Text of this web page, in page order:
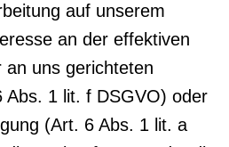
auf unserem
an der effektiven
an uns gerichteten
Abs. 1 lit. f DSGVO) oder
(Art. 6 Abs. 1 lit. a